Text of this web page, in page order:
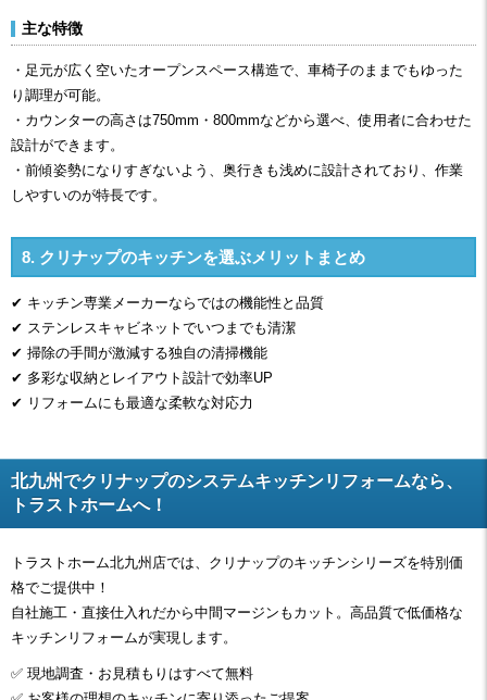
主な特徴
・足元が広く空いたオープンスペース構造で、車椅子のままでもゆった
り調理が可能。
・カウンターの高さは750mm・800mmなどから選べ、使用者に合わせた
設計ができます。
・前傾姿勢になりすぎないよう、奥行きも浅めに設計されており、作業
しやすいのが特長です。
8. クリナップのキッチンを選ぶメリットまとめ
✔ キッチン専業メーカーならではの機能性と品質
✔ ステンレスキャビネットでいつまでも清潔
✔ 掃除の手間が激減する独自の清掃機能
✔ 多彩な収納とレイアウト設計で効率UP
✔ リフォームにも最適な柔軟な対応力
北九州でクリナップのシステムキッチンリフォームなら、
トラストホームへ！
トラストホーム北九州店では、クリナップのキッチンシリーズを特別価
格でご提供中！
自社施工・直接仕入れだから中間マージンもカット。高品質で低価格な
キッチンリフォームが実現します。
✅ 現地調査・お見積もりはすべて無料